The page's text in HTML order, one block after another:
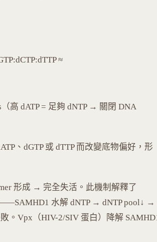
≈
高 dATP = 足夠 dNTP → 關閉 DNA
、dGTP 或 dTTP 而改變底物偏好，形
形成 → 完全失活。此機制解釋了
水解 dNTP → dNTP pool↓ →
。Vpx（HIV-2/SIV 蛋白）降解